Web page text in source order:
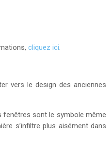
cliquez ici.
vers le design des anciennes
fenêtres sont le symbole même
s’infiltre plus aisément dans